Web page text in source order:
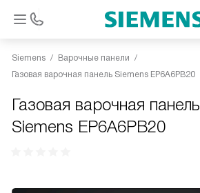
Siemens
Варочные панели
Газовая варочная панель Siemens EP6A6PB20
Газовая варочная панель
Siemens EP6A6PB20